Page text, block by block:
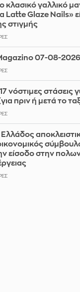
κλασικό γαλλικό
Latte Glaze Nails»
στιγμής
07-08-
17 νόστιμες στάσεις
πριν ή μετά το
είσοδο στην